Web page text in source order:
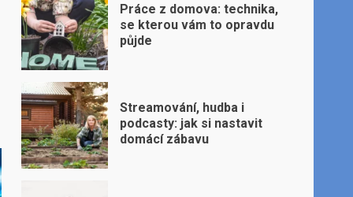
Práce z domova: technika,
se kterou vám to opravdu
půjde
Streamování, hudba i
podcasty: jak si nastavit
domácí zábavu